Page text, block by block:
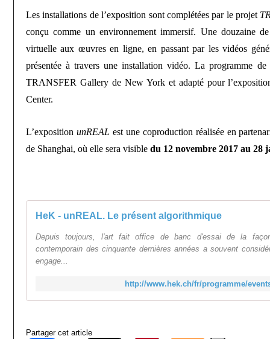
Les installations de l’exposition sont complétées par le projet
conçu comme un environnement immersif. Une douzaine
virtuelle aux œuvres en ligne, en passant par les vidéos
présentée à travers une installation vidéo. La programme
TRANSFER Gallery de New York et adapté pour
Center.
L’exposition unREAL est une coproduction réalisée en
de Shanghai, où elle sera visible du 12 novembre 2017 au 28
HeK - unREAL. Le présent algorithmique
Depuis toujours, l'art fait office de banc d'essai de la
contemporain des cinquante dernières années a souvent
engage...
http://www.hek.ch/fr/programme/
Partager cet article